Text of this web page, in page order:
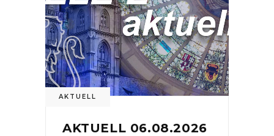
AKTUELL
AKTUELL 06.08.2026